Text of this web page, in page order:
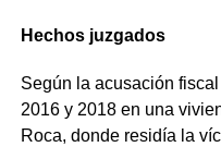
Hechos juzgados
Según la acusación
2016 y 2018 en una
Roca, donde residía la